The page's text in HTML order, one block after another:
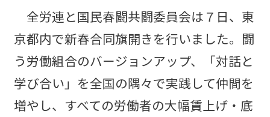
全労連と国民春闘共闘委員会は７日、東
京都内で新春合同旗開きを行いました。闘
う労働組合のバージョンアップ、「対話と
学び合い」を全国の隅々で実践して仲間を
増やし、すべての労働者の大幅賃上げ・底